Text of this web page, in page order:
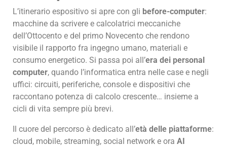
L’itinerario espositivo si apre con gli before-computer:
macchine da scrivere e calcolatrici meccaniche
dell’Ottocento e del primo Novecento che rendono
visibile il rapporto fra ingegno umano, materiali e
consumo energetico. Si passa poi all’era dei personal
computer, quando l’informatica entra nelle case e negli
uffici: circuiti, periferiche, console e dispositivi che
raccontano potenza di calcolo crescente… insieme a
cicli di vita sempre più brevi.
Il cuore del percorso è dedicato all’età delle piattaforme:
cloud, mobile, streaming, social network e ora AI